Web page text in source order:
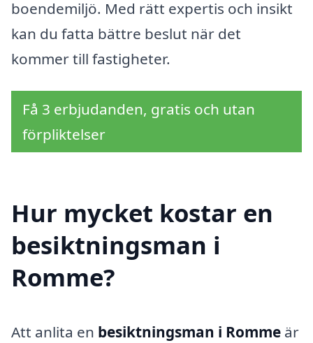
boendemiljö. Med rätt expertis och insikt
kan du fatta bättre beslut när det
kommer till fastigheter.
Få 3 erbjudanden, gratis och utan
förpliktelser
Hur mycket kostar en
besiktningsman i
Romme?
Att anlita en besiktningsman i Romme är